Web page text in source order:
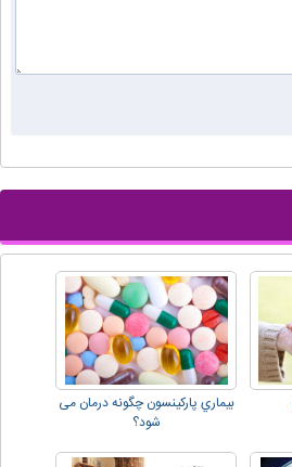
بيماري پارکينسون چگونه درمان می
شود؟